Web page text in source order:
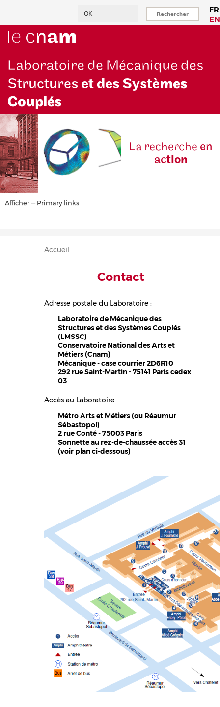
principal
FR
EN
Laboratoire de Mécanique des
Structures et des Systèmes
Couplés
La recherche en
action
Primary
Afficher — Primary links
Fil
d'Ariane
Accueil
Contact
Adresse postale du Laboratoire :
Laboratoire de Mécanique des
Structures et des Systèmes Couplés
(LMSSC)
Conservatoire National des Arts et
Métiers (Cnam)
Mécanique - case courrier 2D6R10
292 rue Saint-Martin - 75141 Paris cedex
03
Accès au Laboratoire :
Métro Arts et Métiers (ou Réaumur
Sébastopol)
2 rue Conté - 75003 Paris
Sonnette au rez-de-chaussée accès 31
(voir plan ci-dessous)